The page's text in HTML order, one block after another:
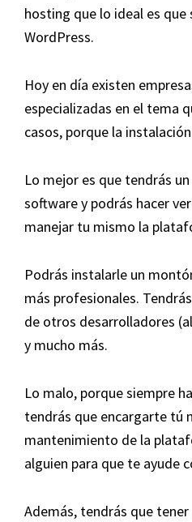
hosting que lo ideal es
WordPress.
Hoy en día existen
especializadas en el tema
casos, porque la
Lo mejor es que tendrás
software y podrás hacer
manejar tu mismo la
Podrás instalarle un
más profesionales.
de otros desarrolladores
y mucho más.
Lo malo, porque siempre
tendrás que encargarte tú
mantenimiento de la
alguien para que te ayude
Además, tendrás que